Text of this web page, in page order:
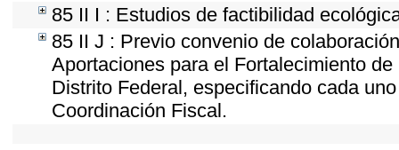
85 II I : Estudios de factibilidad
85 II J : Previo convenio de
Aportaciones para el Fortalecimiento
Distrito Federal, especificando cada
Coordinación Fiscal.